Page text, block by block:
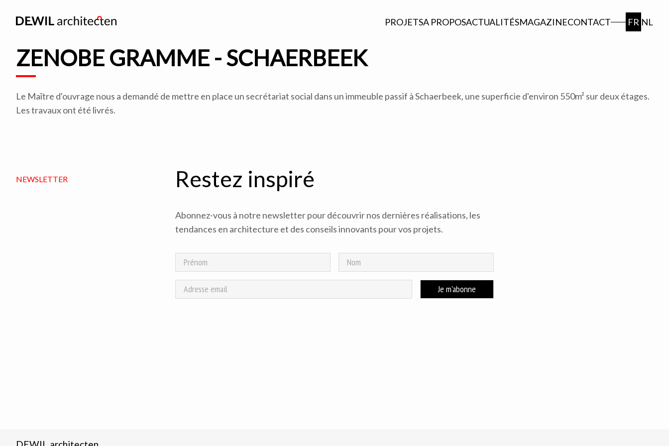
PROJETSA PROPOSACTUALITÉSMAGAZINECONTACT FR NL
ZENOBE GRAMME - SCHAERBEEK
Le Maître d'ouvrage nous a demandé de mettre en place un secrétariat social dans un immeuble passif à Schaerbeek, une superficie d'environ 550m² sur deux étages.
Les travaux ont été livrés.
NEWSLETTER Restez inspiré
Abonnez-vous à notre newsletter pour découvrir nos dernières réalisations, les
tendances en architecture et des conseils innovants pour vos projets.